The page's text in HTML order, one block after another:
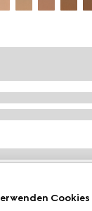
Cookies